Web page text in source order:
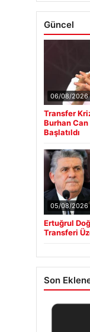
Güncel
06/08/2026
Transfer
Burhan
Başlatıldı
05/08/2026
Ertuğrul
Transferi
Son